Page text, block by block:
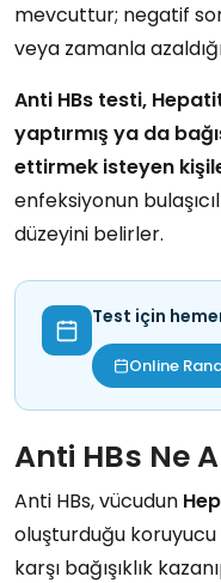
mevcuttur; negatif
veya zamanla
Anti HBs testi,
yaptırmış ya da
ettirmek isteyen
enfeksiyonun
düzeyini belirler.
Test için
Online
Anti HBs Ne
Anti HBs, vücudun
oluşturduğu
karşı bağışıklık